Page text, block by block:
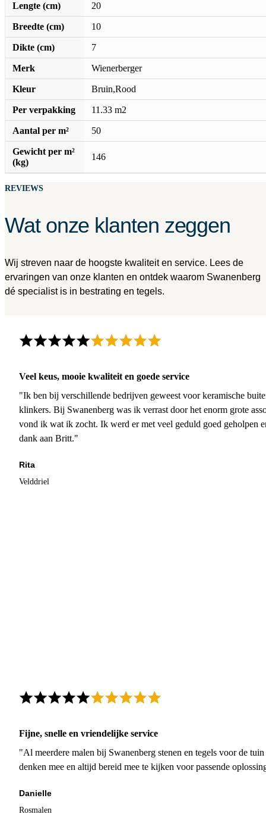
Lengte (cm) 20
Breedte (cm) 10
Dikte (cm) 7
Merk Wienerberger
Kleur Bruin,Rood
Per verpakking 11.33 m2
Aantal per m² 50
Gewicht per m²
(kg)
146
REVIEWS
Wat onze klanten zeggen
Wij streven naar de hoogste kwaliteit en service. Lees de
ervaringen van onze klanten en ontdek waarom Swanenberg
dé specialist is in bestrating en tegels.
Veel keus, mooie kwaliteit en goede service
"Ik ben bij verschillende bedrijven geweest voor keramische
klinkers. Bij Swanenberg was ik verrast door het enorm grote
vond ik wat ik zocht. Ik werd er met veel geduld goed geholpen
dank aan Britt."
Rita
Velddriel
Fijne, snelle en vriendelijke service
"Al meerdere malen bij Swanenberg stenen en tegels voor de
denken mee en altijd bereid mee te kijken voor passende
Danielle
Rosmalen